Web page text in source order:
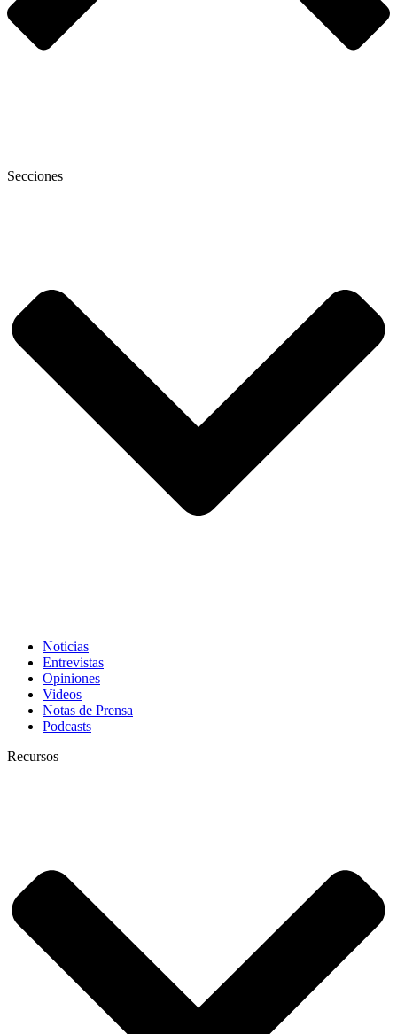
Secciones
Noticias
Entrevistas
Opiniones
Videos
Notas de Prensa
Podcasts
Recursos